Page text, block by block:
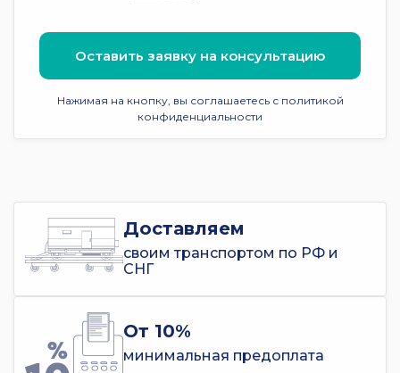
Оставить заявку на консультацию
Нажимая на кнопку, вы соглашаетесь с политикой
конфиденциальности
Доставляем
своим транспортом по РФ и
СНГ
От 10%
минимальная предоплата